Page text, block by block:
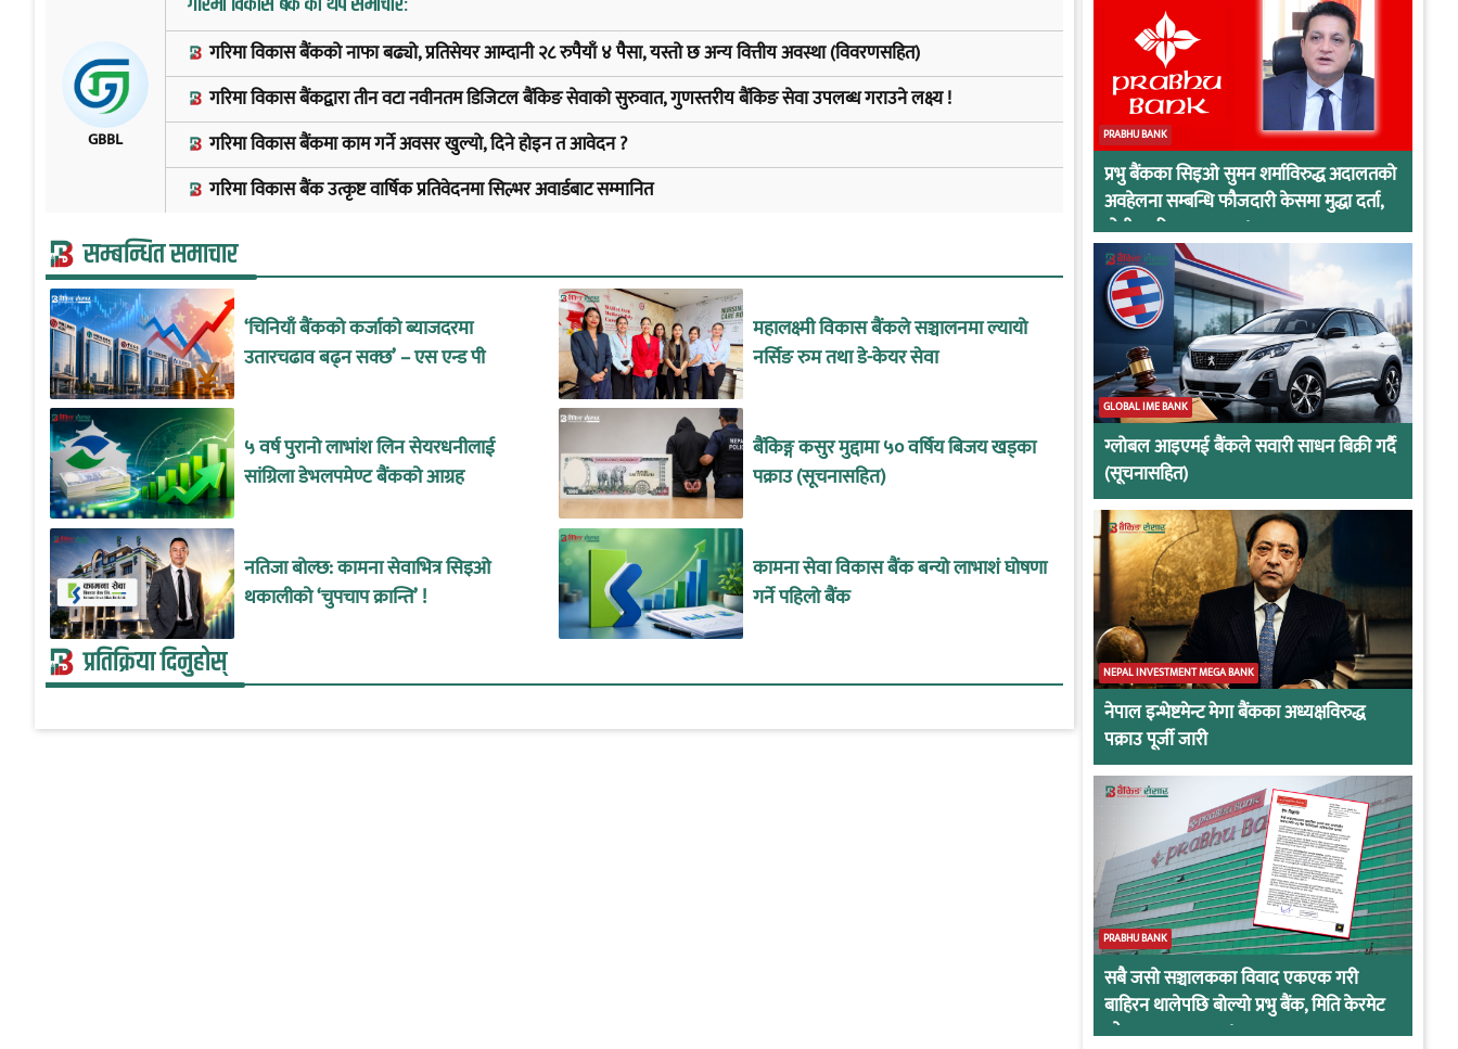
GBBL
गरिमा विकास बैंकको नाफा बढ्यो, प्रतिसेयर आम्दानी २८ रुपैयाँ ४ पैसा, यस्तो छ अन्य वित्तीय अवस्था (विवरणसहित)
गरिमा विकास बैंकद्वारा तीन वटा नवीनतम डिजिटल बैंकिङ सेवाको सुरुवात, गुणस्तरीय बैंकिङ सेवा उपलब्ध गराउने लक्ष्य !
गरिमा विकास बैंकमा काम गर्ने अवसर खुल्यो, दिने होइन त आवेदन ?
गरिमा विकास बैंक उत्कृष्ट वार्षिक प्रतिवेदनमा सिल्भर अवार्डबाट सम्मानित
सम्बन्धित समाचार
‘चिनियाँ बैंकको कर्जाको ब्याजदरमा
उतारचढाव बढ्न सक्छ’ – एस एन्ड पी
महालक्ष्मी विकास बैंकले सञ्चालनमा ल्यायो
नर्सिङ रुम तथा डे-केयर सेवा
५ वर्ष पुरानो लाभांश लिन सेयरधनीलाई
सांग्रिला डेभलपमेण्ट बैंकको आग्रह
बैंकिङ्ग कसुर मुद्दामा ५० वर्षिय बिजय खड्का
पक्राउ (सूचनासहित)
नतिजा बोल्छ: कामना सेवाभित्र सिइओ
थकालीको ‘चुपचाप क्रान्ति’ !
कामना सेवा विकास बैंक बन्यो लाभाशं घोषणा
गर्ने पहिलो बैंक
प्रतिक्रिया दिनुहोस्
PRABHU BANK
प्रभु बैंकका सिइओ सुमन शर्माविरुद्ध अदालतको
अवहेलना सम्बन्धि फौजदारी केसमा मुद्धा दर्ता,
दोषी ठहरिए जान्छ पद !
GLOBAL IME BANK
ग्लोबल आइएमई बैंकले सवारी साधन बिक्री गर्दै
(सूचनासहित)
NEPAL INVESTMENT MEGA BANK
नेपाल इन्भेष्टमेन्ट मेगा बैंकका अध्यक्षविरुद्ध
पक्राउ पूर्जी जारी
PRABHU BANK
सबै जसो सञ्चालकका विवाद एकएक गरी
बाहिरन थालेपछि बोल्यो प्रभु बैंक, मिति केरमेट
गरेर हतारमा खण्डन !